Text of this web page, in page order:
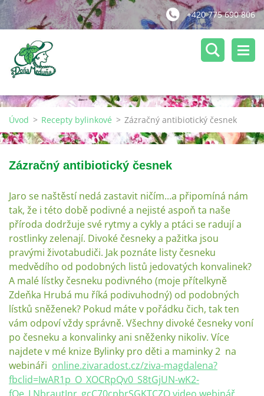
+420 775 690 806
Úvod > Recepty bylinkové > Zázračný antibiotický česnek
Zázračný antibiotický česnek
Jaro se naštěstí nedá zastavit ničím...a připomíná nám
tak, že i této době podivné a nejisté aspoň ta naše
příroda dodržuje své rytmy a cykly a ptáci se radují a
rostlinky zelenají. Divoké česneky a pažitka jsou
pravými životabudiči. Jak poznáte listy česneku
medvědího od podobných listů jedovatých konvalinek?
A malé lístky česneku podivného (moje přítelkyně
Zdeňka Hrubá mu říká podivuhodný) od podobných
lístků sněženek? Pokud máte v pořádku čich, tak ten
vám odpoví vždy správně. Všechny divoké česneky voní
po česneku a konvalinky ani sněženky nikoliv. Více
najdete v mé knize Bylinky pro děti a maminky 2 na
webináři online.zivaradost.cz/ziva-magdalena?
fbclid=IwAR1p_O_XOCRpQv0_S8tGjUN-wK2-